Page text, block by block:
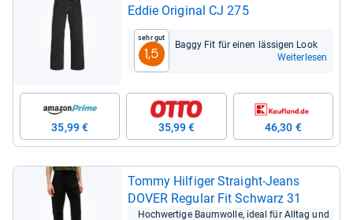
Eddie Ori­gi­nal CJ 275
Sehr gut
1,5
Baggy Fit für einen läs­si­gen Look
Weiterlesen
35,99 € 35,99 € 46,30 €
Tommy Hil­fi­ger Straight-​Jeans
DOVER Regu­lar Fit Schwarz 31
Hoch­wer­tige Baum­wolle, ideal für All­tag und